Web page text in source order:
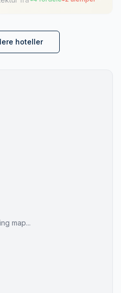
de største seværdigheder
af romerske bade
hoteller
map...